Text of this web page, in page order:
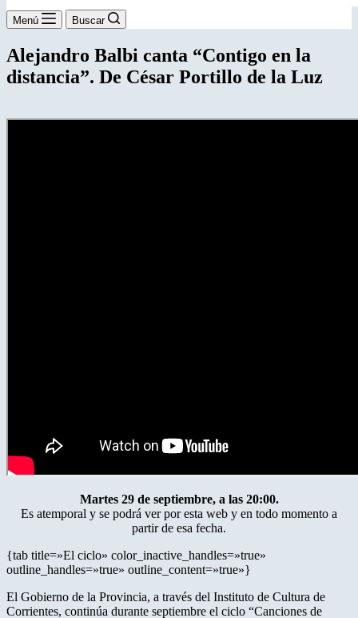
Menú Buscar
Alejandro Balbi canta “Contigo en la
distancia”. De César Portillo de la Luz
Martes 29 de septiembre, a las 20:00.
Es atemporal y se podrá ver por esta web y en todo momento a
partir de esa fecha.
{tab title=»El ciclo» color_inactive_handles=»true»
outline_handles=»true» outline_content=»true»}
El Gobierno de la Provincia, a través del Instituto de Cultura de
Corrientes, continúa durante septiembre el ciclo “Canciones de